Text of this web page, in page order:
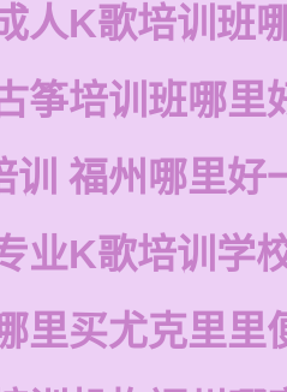
人K歌培训班
筝培训班哪里
训 福州哪里好
业K歌培训学
里买尤克里里